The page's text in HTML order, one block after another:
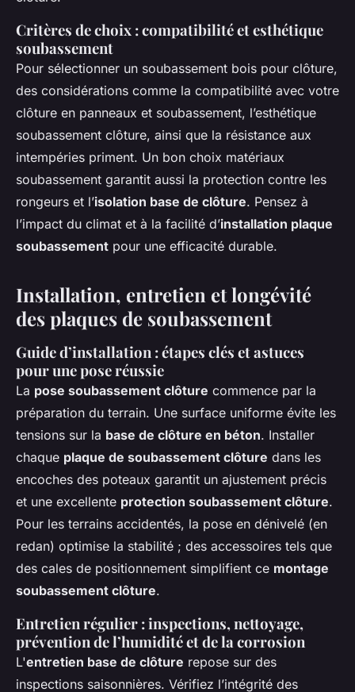
Critères de choix : compatibilité et esthétique
soubassement
Pour sélectionner un soubassement bois pour clôture,
des considérations comme la compatibilité avec votre
clôture en panneaux et soubassement, l’esthétique
soubassement clôture, ainsi que la résistance aux
intempéries priment. Un bon choix matériaux
soubassement garantit aussi la protection contre les
rongeurs et l’isolation base de clôture. Pensez à
l’impact du climat et à la facilité d’installation plaque
soubassement pour une efficacité durable.
Installation, entretien et longévité
des plaques de soubassement
Guide d’installation : étapes clés et astuces
pour une pose réussie
La pose soubassement clôture commence par la
préparation du terrain. Une surface uniforme évite les
tensions sur la base de clôture en béton. Installer
chaque plaque de soubassement clôture dans les
encoches des poteaux garantit un ajustement précis
et une excellente protection soubassement clôture.
Pour les terrains accidentés, la pose en dénivelé (en
redan) optimise la stabilité ; des accessoires tels que
des cales de positionnement simplifient ce montage
soubassement clôture.
Entretien régulier : inspections, nettoyage,
prévention de l’humidité et de la corrosion
L'entretien base de clôture repose sur des
inspections saisonnières. Vérifiez l’intégrité des